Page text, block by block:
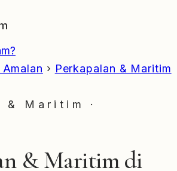
› Perkapalan & Maritim
& Maritim ·
& Maritim di